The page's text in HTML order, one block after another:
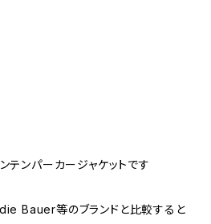
ンパーカージャケットです
Bauer等のブランドと比較すると